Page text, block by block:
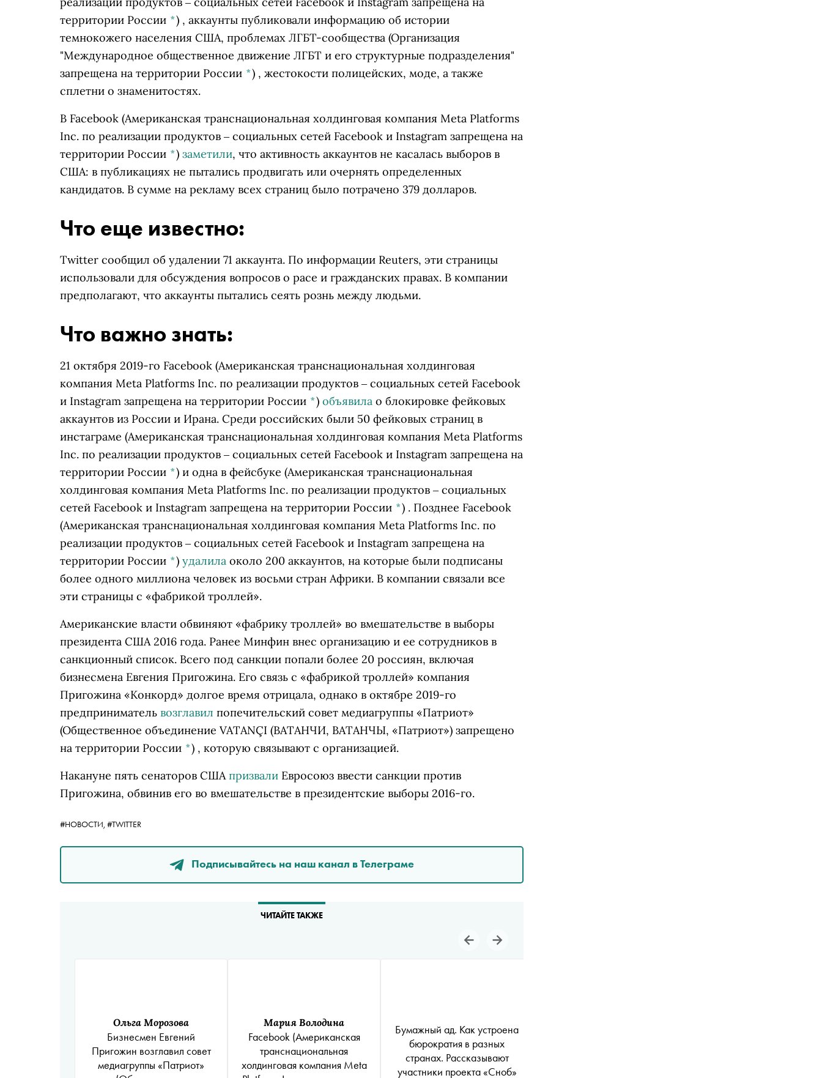
территории России *) , аккаунты публиковали информацию об истории
темнокожего населения США, проблемах ЛГБТ-сообщества (Организация
"Международное общественное движение ЛГБТ и его структурные подразделения"
запрещена на территории России *) , жестокости полицейских, моде, а также
сплетни о знаменитостях.
В Facebook (Американская транснациональная холдинговая компания Meta Platforms
Inc. по реализации продуктов ‒ социальных сетей Facebook и Instagram запрещена на
территории России *) заметили, что активность аккаунтов не касалась выборов в
США: в публикациях не пытались продвигать или очернять определенных
кандидатов. В сумме на рекламу всех страниц было потрачено 379 долларов.
Что еще известно:
Twitter сообщил об удалении 71 аккаунта. По информации Reuters, эти страницы
использовали для обсуждения вопросов о расе и гражданских правах. В компании
предполагают, что аккаунты пытались сеять рознь между людьми.
Что важно знать:
21 октября 2019-го Facebook (Американская транснациональная холдинговая
компания Meta Platforms Inc. по реализации продуктов ‒ социальных сетей Facebook
и Instagram запрещена на территории России *) объявила о блокировке фейковых
аккаунтов из России и Ирана. Среди российских были 50 фейковых страниц в
инстаграме (Американская транснациональная холдинговая компания Meta Platforms
Inc. по реализации продуктов ‒ социальных сетей Facebook и Instagram запрещена на
территории России *) и одна в фейсбуке (Американская транснациональная
холдинговая компания Meta Platforms Inc. по реализации продуктов ‒ социальных
сетей Facebook и Instagram запрещена на территории России *) . Позднее Facebook
(Американская транснациональная холдинговая компания Meta Platforms Inc. по
реализации продуктов ‒ социальных сетей Facebook и Instagram запрещена на
территории России *) удалила около 200 аккаунтов, на которые были подписаны
более одного миллиона человек из восьми стран Африки. В компании связали все
эти страницы с «фабрикой троллей».
Американские власти обвиняют «фабрику троллей» во вмешательстве в выборы
президента США 2016 года. Ранее Минфин внес организацию и ее сотрудников в
санкционный список. Всего под санкции попали более 20 россиян, включая
бизнесмена Евгения Пригожина. Его связь с «фабрикой троллей» компания
Пригожина «Конкорд» долгое время отрицала, однако в октябре 2019-го
предприниматель возглавил попечительский совет медиагруппы «Патриот»
(Общественное объединение VATANÇI (ВАТАНЧИ, ВАТАНЧЫ, «Патриот») запрещено
на территории России *) , которую связывают с организацией.
Накануне пять сенаторов СШАпризвали Евросоюз ввести санкции против
Пригожина, обвинив его во вмешательстве в президентские выборы 2016-го.
#НОВОСТИ, #TWITTER
Подписывайтесь на наш канал в Телеграме
ЧИТАЙТЕ ТАКЖЕ
Ольга Морозова
Бизнесмен Евгений
Пригожин возглавил совет
медиагруппы «Патриот»
Мария Володина
Facebook(Американская
транснациональная
холдинговая компания Meta
Бумажный ад. Как устроена
бюрократия в разных
странах. Рассказывают
участники проекта «Сноб»